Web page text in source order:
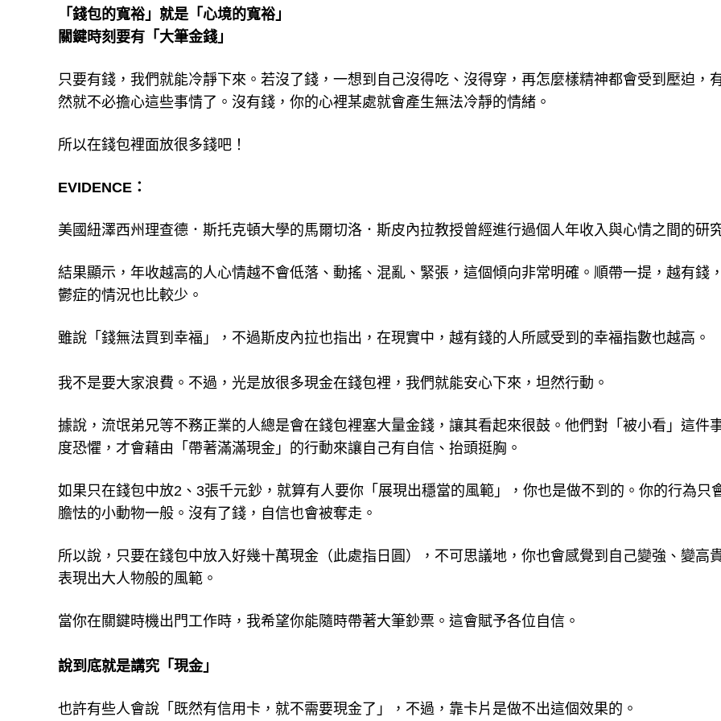
「錢包的寬裕」就是「心境的寬裕」
關鍵時刻要有「大筆金錢」
只要有錢，我們就能冷靜下來。若沒了錢，一想到自己沒得吃、沒得穿，再怎麼樣精神都會受到壓迫，
然就不必擔心這些事情了。沒有錢，你的心裡某處就會產生無法冷靜的情緒。
所以在錢包裡面放很多錢吧！
EVIDENCE：
美國紐澤西州理查德．斯托克頓大學的馬爾切洛．斯皮內拉教授曾經進行過個人年收入與心情之間的研
結果顯示，年收越高的人心情越不會低落、動搖、混亂、緊張，這個傾向非常明確。順帶一提，越有錢
鬱症的情況也比較少。
雖說「錢無法買到幸福」，不過斯皮內拉也指出，在現實中，越有錢的人所感受到的幸福指數也越高。
我不是要大家浪費。不過，光是放很多現金在錢包裡，我們就能安心下來，坦然行動。
據說，流氓弟兄等不務正業的人總是會在錢包裡塞大量金錢，讓其看起來很鼓。他們對「被小看」這件
度恐懼，才會藉由「帶著滿滿現金」的行動來讓自己有自信、抬頭挺胸。
如果只在錢包中放2、3張千元鈔，就算有人要你「展現出穩當的風範」，你也是做不到的。你的行為只
膽怯的小動物一般。沒有了錢，自信也會被奪走。
所以說，只要在錢包中放入好幾十萬現金（此處指日圓），不可思議地，你也會感覺到自己變強、變高
表現出大人物般的風範。
當你在關鍵時機出門工作時，我希望你能隨時帶著大筆鈔票。這會賦予各位自信。
說到底就是講究「現金」
也許有些人會說「既然有信用卡，就不需要現金了」，不過，靠卡片是做不出這個效果的。